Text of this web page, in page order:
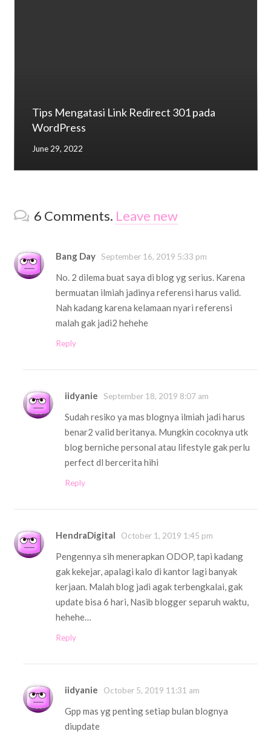
Tips Mengatasi Link Redirect 301 pada
WordPress
June 29, 2022
6 Comments. Leave new
Bang Day September 16, 2019 5:33 pm
No. 2 dilema buat saya di blog yg serius. Karena
bermuatan ilmiah jadinya referensi harus valid.
Nah kadang karena kelamaan nyari referensi
malah gak jadi2 hehehe
Reply
iidyanie September 18, 2019 8:07 am
Sudah resiko ya mas blognya ilmiah jadi harus
benar2 valid beritanya. Mungkin cocoknya utk
blog berniche personal atau lifestyle gak perlu
perfect dl bercerita hihi
Reply
HendraDigital October 1, 2019 1:45 pm
Pengennya sih menerapkan ODOP, tapi kadang
gak kekejar, apalagi kalo di kantor lagi banyak
kerjaan. Malah blog jadi agak terbengkalai, gak
update bisa 6 hari, Nasib blogger separuh waktu,
hehehe…
Reply
iidyanie October 5, 2019 11:31 am
Gpp mas yg penting setiap bulan blognya
diupdate